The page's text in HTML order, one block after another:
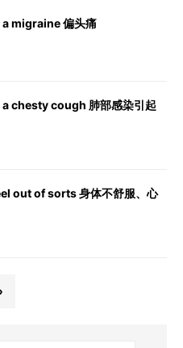
a migraine 偏头痛
a chesty cough 肺部感染引起
out of sorts 身体不舒服、心